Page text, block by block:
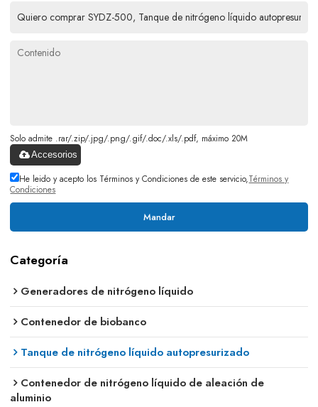
Solo admite .rar/.zip/.jpg/.png/.gif/.doc/.xls/.pdf, máximo 20M
Accesorios
He leido y acepto los Términos y Condiciones de este servicio,Términos y
Condiciones
Mandar
Categoría
Generadores de nitrógeno líquido
Contenedor de biobanco
Tanque de nitrógeno líquido autopresurizado
Contenedor de nitrógeno líquido de aleación de
aluminio